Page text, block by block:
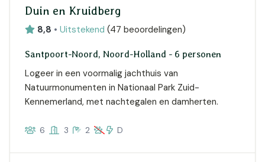
Duin en Kruidberg
8,8 • Uitstekend (47 beoordelingen)
Santpoort-Noord, Noord-Holland - 6 personen
Logeer in een voormalig jachthuis van
Natuurmonumenten in Nationaal Park Zuid-
Kennemerland, met nachtegalen en damherten.
6 3 2 D